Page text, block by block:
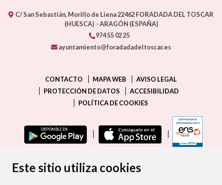
Este sitio utiliza cookies
C/ San Sebastián, Morillo de Liena22462FORADADA DEL TOSCAR
(HUESCA) - ARAGÓN (ESPAÑA)
974 55 02 25
ayuntamiento@foradadadeltoscar.es
CONTACTO MAPA WEB
AVISO LEGAL
PROTECCIÓN DE DATOS
ACCESIBILIDAD
POLÍTICA DE COOKIES